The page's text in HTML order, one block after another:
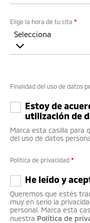
Elige la hora de tu cita *
Selecciona
Finalidad del uso de datos
Estoy de
utilización de
Marca esta casilla para
del uso de datos
Política de privacidad *
He leído y
Queremos que estés
muy en serio la
personal. Marca esta
nuestra Política de